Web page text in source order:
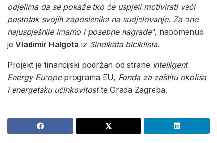
odjelima da se pokaže tko će uspjeti motivirati veći
postotak svojih zaposlenika na sudjelovanje. Za one
najuspješnije imamo i posebne nagrade“, napomenuo
je Vladimir Halgota iz Sindikata biciklista.
Projekt je financijski podržan od strane Intelligent
Energy Europeprograma EU, Fonda za zaštitu okoliša
i energetsku učinkovitostte Grada Zagreba.